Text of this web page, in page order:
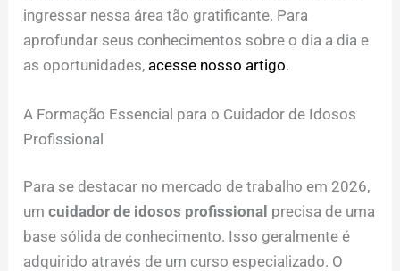
ingressar nessa área tão gratificante. Para
aprofundar seus conhecimentos sobre o dia a dia e
as oportunidades, acesse nosso artigo.
A Formação Essencial para o Cuidador de Idosos
Profissional
Para se destacar no mercado de trabalho em 2026,
umcuidador de idosos profissional precisa de uma
base sólida de conhecimento. Isso geralmente é
adquirido através de um curso especializado. O